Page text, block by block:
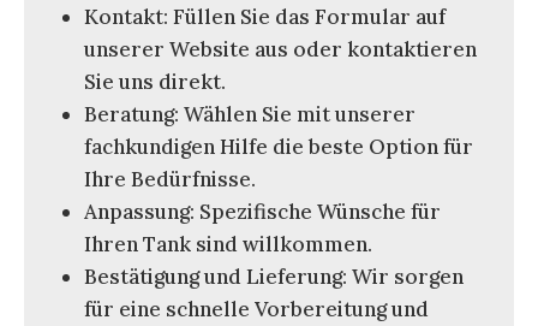
Kontakt: Füllen Sie das Formular auf
unserer Website aus oder kontaktieren
Sie uns direkt.
Beratung: Wählen Sie mit unserer
fachkundigen Hilfe die beste Option für
Ihre Bedürfnisse.
Anpassung: Spezifische Wünsche für
Ihren Tank sind willkommen.
Bestätigung und Lieferung: Wir sorgen
für eine schnelle Vorbereitung und